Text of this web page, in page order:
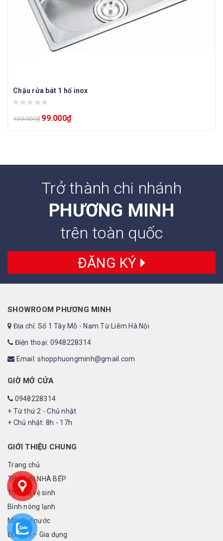
Chậu rửa bát 1 hố inox
150.000₫ 99.000₫
Trở thành chi nhánh
PHƯƠNG MINH
trên toàn quốc
ĐĂNG KÝ
SHOWROOM PHƯƠNG MINH
Địa chỉ: Số 1 Tây Mỗ - Nam Từ Liêm Hà Nội
Điện thoại: 0948228314
Email: shopphuongminh@gmail.com
GIỜ MỞ CỬA
0948228314
+ Từ thứ 2 - Chủ nhật
+ Chủ nhật: 8h - 17h
GIỚI THIỆU CHUNG
Trang chủ
THIẾT BỊ NHÀ BẾP
Thiết bị vệ sinh
Bình nóng lạnh
Máy lọc nước
Đồ điện – Gia dụng